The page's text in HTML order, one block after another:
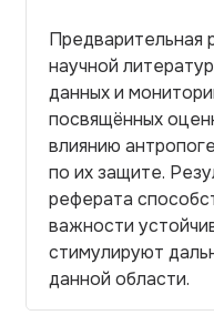
Предварительная
научной
данных и
посвящённых
влиянию
по их защите.
реферата
важности
стимулируют
данной области.